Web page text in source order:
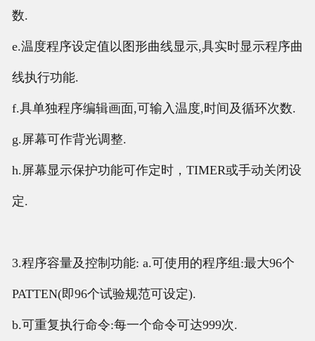
数.
e.温度程序设定值以图形曲线显示,具实时显示程序曲
线执行功能.
f.具单独程序编辑画面,可输入温度,时间及循环次数.
g.屏幕可作背光调整.
h.屏幕显示保护功能可作定时，TIMER或手动关闭设
定.
3.程序容量及控制功能: a.可使用的程序组:最大96个
PATTEN(即96个试验规范可设定).
b.可重复执行命令:每一个命令可达999次.